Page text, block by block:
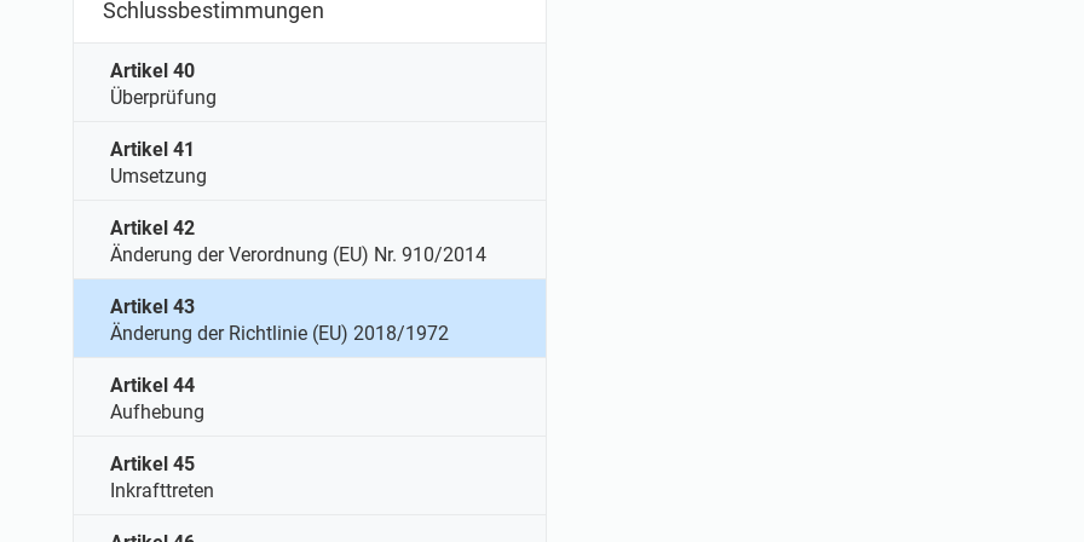
Schlussbestimmungen
Artikel 40
Überprüfung
Artikel 41
Umsetzung
Artikel 42
Änderung der Verordnung (EU) Nr. 910/2014
Artikel 43
Änderung der Richtlinie (EU) 2018/1972
Artikel 44
Aufhebung
Artikel 45
Inkrafttreten